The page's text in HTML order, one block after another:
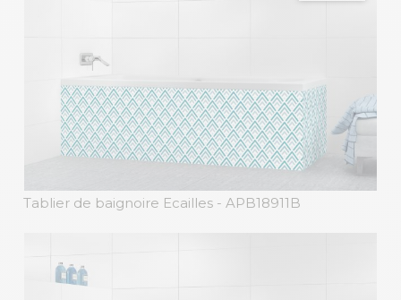
Tablier de baignoire Ecailles - APB18911B